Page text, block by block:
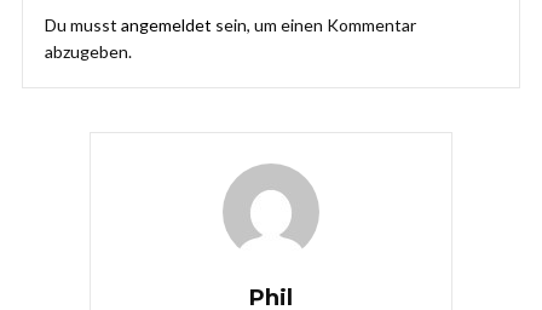
Du musst angemeldet sein, um einen Kommentar
abzugeben.
Phil